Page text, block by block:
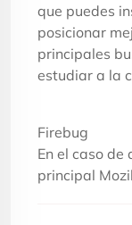
que puedes
posicionar
principales
estudiar a la
Firebug
En el caso
principal